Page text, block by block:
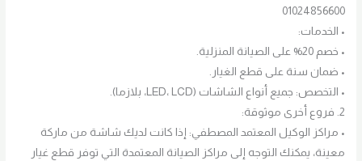
01024856600
• الخدمات:
• خصم 20% على الصيانة المنزلية.
• ضمان سنة على قطع الغيار.
• التخصص: جميع أنواع الشاشات (LED، LCD، بلازما).
2. فروع أخرى موثوقة:
• مراكز الوكيل المعتمد المصطفي: إذا كانت لديك شاشة من ماركة
معينة، يمكنك التوجه إلى مراكز الصيانة المعتمدة التي توفر قطع غيار